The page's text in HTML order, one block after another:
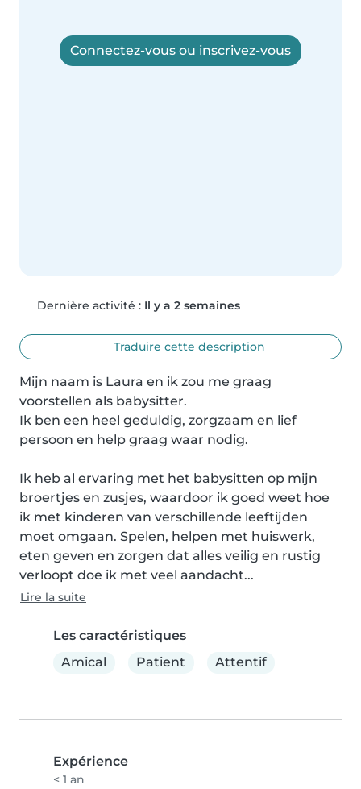
Connectez-vous ou inscrivez-vous
Dernière activité : Il y a 2 semaines
Traduire cette description
Mijn naam is Laura en ik zou me graag
voorstellen als babysitter.
Ik ben een heel geduldig, zorgzaam en lief
persoon en help graag waar nodig.
Ik heb al ervaring met het babysitten op mijn
broertjes en zusjes, waardoor ik goed weet hoe
ik met kinderen van verschillende leeftijden
moet omgaan. Spelen, helpen met huiswerk,
eten geven en zorgen dat alles veilig en rustig
verloopt doe ik met veel aandacht...
Lire la suite
Les caractéristiques
Amical
Patient Attentif
Expérience
< 1 an